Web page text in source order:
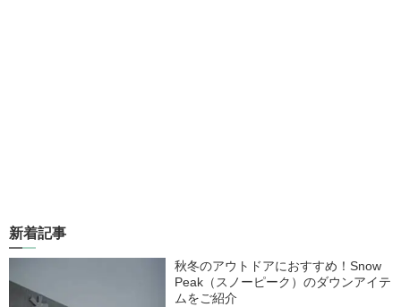
新着記事
秋冬のアウトドアにおすすめ！Snow
Peak（スノーピーク）のダウンアイテ
ムをご紹介